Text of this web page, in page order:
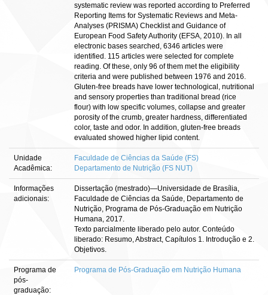
systematic review was reported according to Preferred
Reporting Items for Systematic Reviews and Meta-
Analyses (PRISMA) Checklist and Guidance of
European Food Safety Authority (EFSA, 2010). In all
electronic bases searched, 6346 articles were
identified. 115 articles were selected for complete
reading. Of these, only 96 of them met the eligibility
criteria and were published between 1976 and 2016.
Gluten-free breads have lower technological, nutritional
and sensory properties than traditional bread (rice
flour) with low specific volumes, collapse and greater
porosity of the crumb, greater hardness, differentiated
color, taste and odor. In addition, gluten-free breads
evaluated showed higher lipid content.
Unidade
Acadêmica:
Faculdade de Ciências da Saúde (FS)
Departamento de Nutrição (FS NUT)
Informações
adicionais:
Dissertação (mestrado)—Universidade de Brasília,
Faculdade de Ciências da Saúde, Departamento de
Nutrição, Programa de Pós-Graduação em Nutrição
Humana, 2017.
Texto parcialmente liberado pelo autor. Conteúdo
liberado: Resumo, Abstract, Capítulos 1. Introdução e 2.
Objetivos.
Programa de
pós-
graduação:
Programa de Pós-Graduação em Nutrição Humana